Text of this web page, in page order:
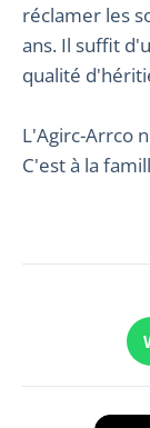
réclamer les
ans. Il suffit
qualité
L'Agirc-Arrco
C'est à la